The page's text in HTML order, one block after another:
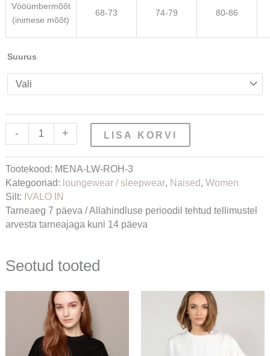
Vööümbermõõt
(inimese mõõt)
68-73 74-79 80-86
Suurus
- + LISA KORVI
Tootekood: MENA-LW-ROH-3
Kategooriad: loungewear / sleepwear, Naised, Women
Silt: IVALO IN
Tarneaeg 7 päeva / Allahindluse perioodil tehtud tellimustel
arvesta tarneajaga kuni 14 päeva
Seotud tooted